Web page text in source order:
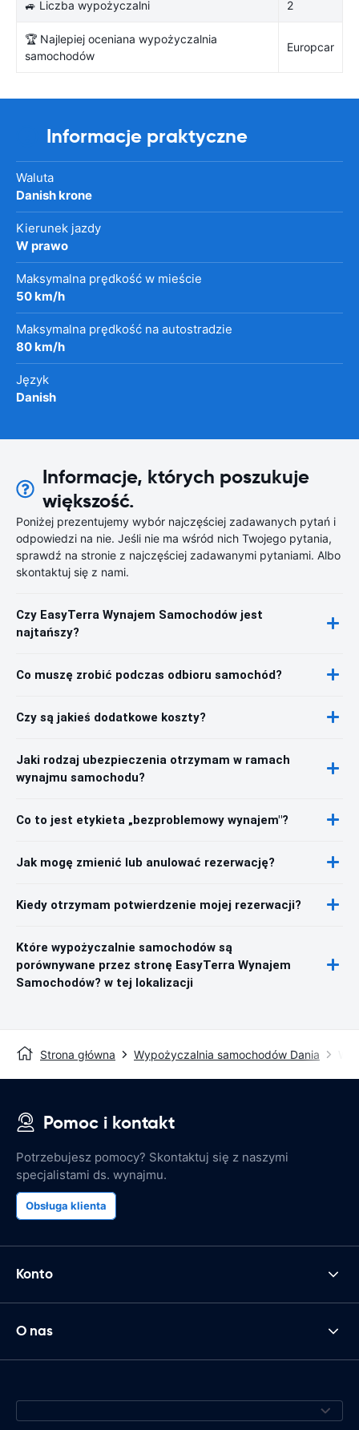
🚙 Liczba wypożyczalni 2
🏆 Najlepiej oceniana wypożyczalnia
samochodów
Europcar
Informacje praktyczne
Waluta
Danish krone
Kierunek jazdy
W prawo
Maksymalna prędkość w mieście
50 km/h
Maksymalna prędkość na autostradzie
80 km/h
Język
Danish
Informacje, których poszukuje
większość.
Poniżej prezentujemy wybór najczęściej zadawanych pytań i
odpowiedzi na nie. Jeśli nie ma wśród nich Twojego pytania,
sprawdź na stronie z najczęściej zadawanymi pytaniami. Albo
skontaktuj się z nami.
Czy EasyTerra Wynajem Samochodów jest
najtańszy?
Co muszę zrobić podczas odbioru samochód?
Czy są jakieś dodatkowe koszty?
Jaki rodzaj ubezpieczenia otrzymam w ramach
wynajmu samochodu?
Co to jest etykieta „bezproblemowy wynajem"?
Jak mogę zmienić lub anulować rezerwację?
Kiedy otrzymam potwierdzenie mojej rezerwacji?
Które wypożyczalnie samochodów są
porównywane przez stronę EasyTerra Wynajem
Samochodów? w tej lokalizacji
Strona główna Wypożyczalnia samochodów Dania
Pomoc i kontakt
Potrzebujesz pomocy? Skontaktuj się z naszymi
specjalistami ds. wynajmu.
Obsługa klienta
Konto
O nas